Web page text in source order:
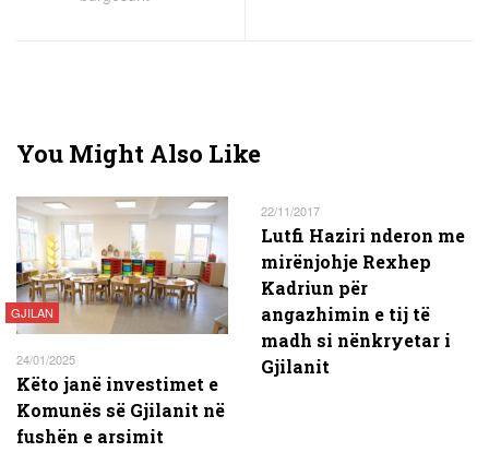
You Might Also Like
GJILAN
24/01/2025
Këto janë investimet e
Komunës së Gjilanit në
fushën e arsimit
22/11/2017
Lutfi Haziri nderon me
mirënjohje Rexhep
Kadriun për
angazhimin e tij të
madh si nënkryetar i
Gjilanit